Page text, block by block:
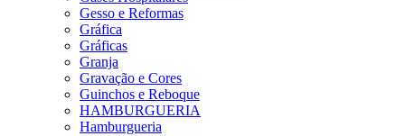
Gesso e Reformas
Gráfica
Gráficas
Granja
Gravação e Cores
Guinchos e Reboque
HAMBURGUERIA
Hamburgueria